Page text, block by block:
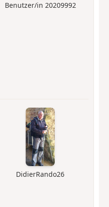
Benutzer/in 20209992
DidierRando26